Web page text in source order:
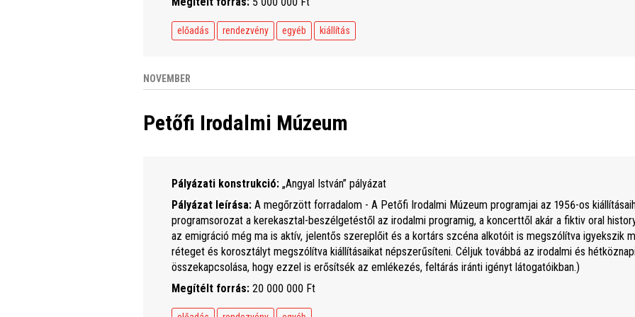
előadás rendezvény egyéb kiállítás
NOVEMBER
Petőfi Irodalmi Múzeum
Pályázati konstrukció: „Angyal István” pályázat
Pályázat leírása: A megőrzött forradalom - A Petőfi Irodalmi Múzeum programjai az 1956-os
programsorozat a kerekasztal-beszélgetéstől az irodalmi programig, a koncerttől akár a fiktiv oral
az emigráció még ma is aktív, jelentős szereplőit és a kortárs szcéna alkotóit is megszólítva igyekszik
réteget és korosztályt megszólítva kiállításaikat népszerűsíteni. Céljuk továbbá az irodalmi és
összekapcsolása, hogy ezzel is erősítsék az emlékezés, feltárás iránti igényt látogatóikban.)
Megítélt forrás: 20 000 000 Ft